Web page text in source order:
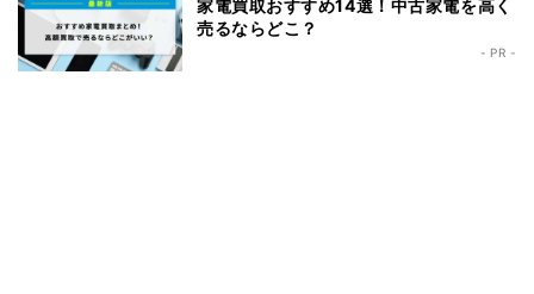
家電買取おすすめ14選！中古家電を高く
売るならどこ？
- PR -